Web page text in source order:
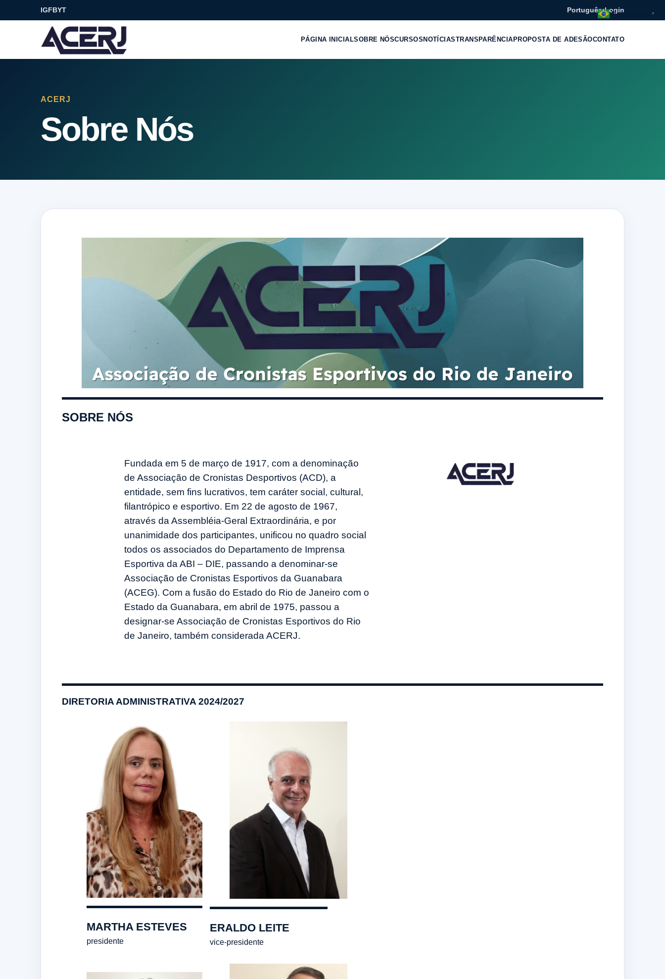
IGFBYT Português•Login
PÁGINA INICIALSOBRE NÓSCURSOS NOTÍCIASTRANSPARÊNCIA PROPOSTA DE ADESÃOCONTATO
ACERJ
Sobre Nós
SOBRE NÓS
Fundada em 5 de março de 1917, com a denominação
de Associação de Cronistas Desportivos (ACD), a
entidade, sem fins lucrativos, tem caráter social, cultural,
filantrópico e esportivo. Em 22 de agosto de 1967,
através da Assembléia-Geral Extraordinária, e por
unanimidade dos participantes, unificou no quadro social
todos os associados do Departamento de Imprensa
Esportiva da ABI – DIE, passando a denominar-se
Associação de Cronistas Esportivos da Guanabara
(ACEG). Com a fusão do Estado do Rio de Janeiro com o
Estado da Guanabara, em abril de 1975, passou a
designar-se Associação de Cronistas Esportivos do Rio
de Janeiro, também considerada ACERJ.
DIRETORIA ADMINISTRATIVA 2024/2027
MARTHA ESTEVES
presidente
ERALDO LEITE
vice-presidente
Portuguese ▼